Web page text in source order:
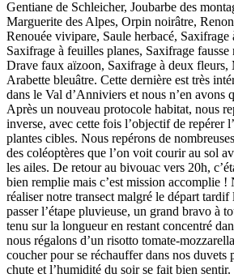
Gentiane de Schleicher, Joubarbe des
Marguerite des Alpes, Orpin noirâtre,
Renouée vivipare, Saule herbacé, Saxifrage
Saxifrage à feuilles planes, Saxifrage fausse
Drave faux aïzoon, Saxifrage à deux
Arabette bleuâtre. Cette dernière est très
dans le Val d’Anniviers et nous n’en avons
Après un nouveau protocole habitat, nous
inverse, avec cette fois l’objectif de repérer
plantes cibles. Nous repérons de
des coléoptères que l’on voit courir au sol
les ailes. De retour au bivouac vers 20h,
bien remplie mais c’est mission accomplie !
réaliser notre transect malgré le départ
passer l’étape pluvieuse, un grand bravo à
tenu sur la longueur en restant concentré
nous régalons d’un risotto tomate-
coucher pour se réchauffer dans nos duvets
chute et l’humidité du soir se fait bien sentir.